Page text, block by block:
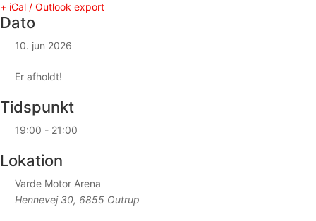
+ iCal / Outlook export
Dato
10. jun 2026
Er afholdt!
Tidspunkt
19:00 - 21:00
Lokation
Varde Motor Arena
Hennevej 30, 6855 Outrup